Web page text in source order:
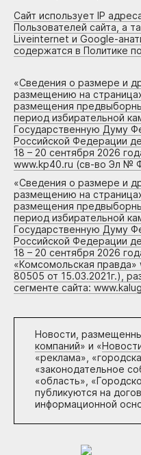
Сайт использует IP
Пользователей сайта, а
Liveinternet и Google-
содержатся в Политике
«Сведения о размере и
размещению на
размещения
период избирательной
Государственную Думу
Российской Федерации
18 – 20 сентября 2026
www.kp40.ru (св-во Эл №
«Сведения о размере и
размещению на
размещения
период избирательной
Государственную Думу
Российской Федерации
18 – 20 сентября 2026
«Комсомольская
80505 от 15.03.2021г.),
сегменте сайта:
Новости,
компаний» и «
«реклама»,
«законодательное
«область»,
публикуются на
информационной